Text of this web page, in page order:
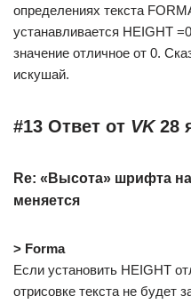
определениях текста
устанавливается HEIGHT
значение отличное от 0.
искушай.
#13 Ответ от VK28
Re: «Высота» шрифта
меняется
> Forma
Если установить HEIGHT
отрисовке текста не будет